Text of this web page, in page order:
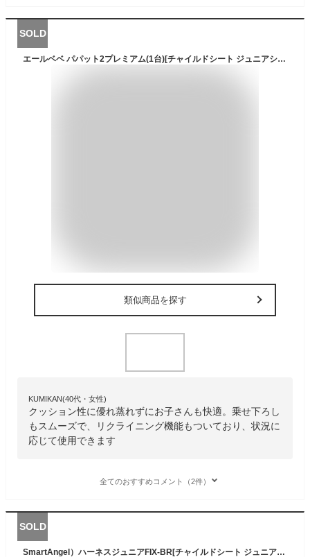
SOLD
エールベベ パパット2プレミアム(1台)[チャイルドシート ジュニアシート 1歳 isofix]
類似商品を探す
KUMIKAN(40代・女性)
クッション性に優れ蒸れずにお子さんも快適。乗せ下ろし
もスムーズで、リクライニング機能もついており、状況に
応じて使用できます
全てのおすすめコメント（2件）
SOLD
SmartAngel）ハーネスジュニアFIX-BR[チャイルドシート ジュニアシート カーシート ISOFIX 固定式 ベビー]